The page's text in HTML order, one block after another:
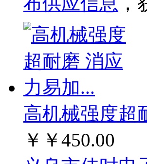
高机械强度超
￥ ￥450.00